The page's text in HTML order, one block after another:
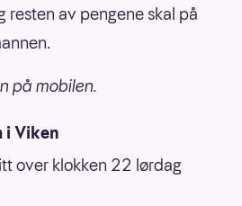
resten av pengene skal på
på mobilen.
i Viken
over klokken 22 lørdag